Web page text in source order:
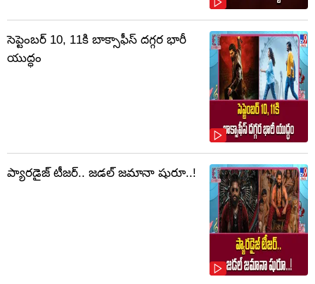
సెప్టెంబర్‌ 10, 11కి బాక్సాఫీస్ దగ్గర భారీ
యుద్ధం
ప్యారడైజ్ టీజర్.. జడల్ జమానా షురూ..!